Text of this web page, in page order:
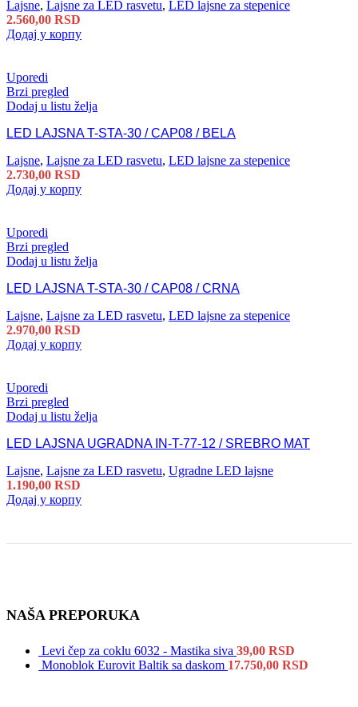
Lajsne, Lajsne za LED rasvetu, LED lajsne za stepenice
2.560,00 RSD
Додај у корпу
Uporedi
Brzi pregled
Dodaj u listu želja
LED LAJSNA T-STA-30 / CAP08 / BELA
Lajsne, Lajsne za LED rasvetu, LED lajsne za stepenice
2.730,00 RSD
Додај у корпу
Uporedi
Brzi pregled
Dodaj u listu želja
LED LAJSNA T-STA-30 / CAP08 / CRNA
Lajsne, Lajsne za LED rasvetu, LED lajsne za stepenice
2.970,00 RSD
Додај у корпу
Uporedi
Brzi pregled
Dodaj u listu želja
LED LAJSNA UGRADNA IN-T-77-12 / SREBRO MAT
Lajsne, Lajsne za LED rasvetu, Ugradne LED lajsne
1.190,00 RSD
Додај у корпу
NAŠA PREPORUKA
Levi čep za coklu 6032 - Mastika siva 39,00 RSD
Monoblok Eurovit Baltik sa daskom 17.750,00 RSD